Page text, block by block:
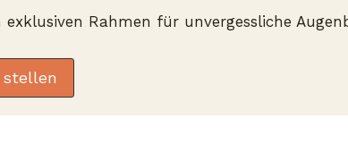
Rahmen für unvergessliche
stellen